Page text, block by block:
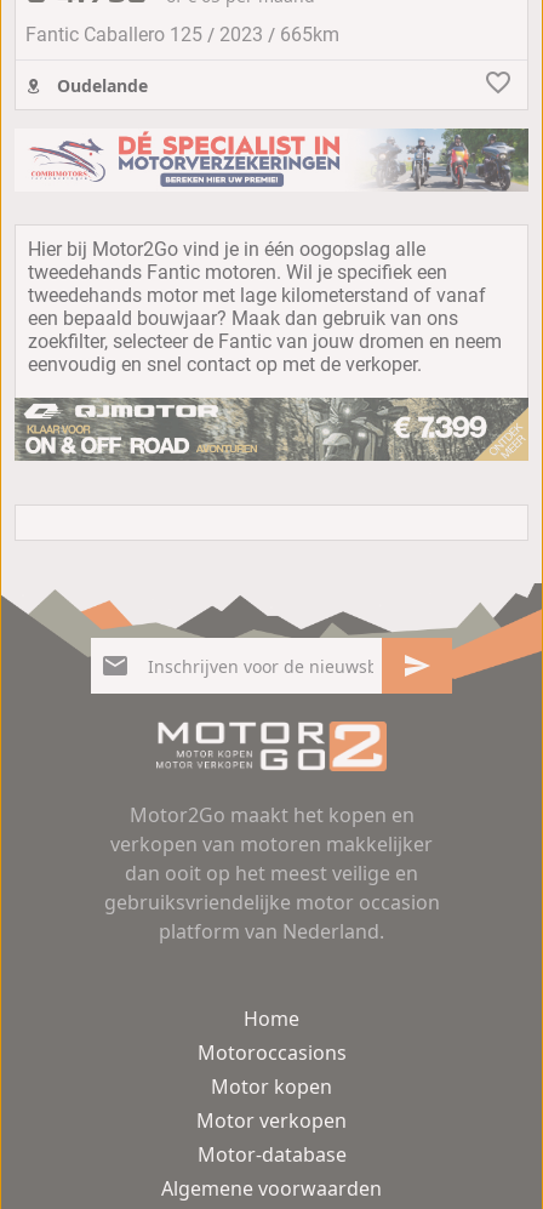
Fantic Caballero 125 / 2023 / 665km
Oudelande
Hier bij Motor2Go vind je in één oogopslag alle
tweedehands Fantic motoren. Wil je specifiek een
tweedehands motor met lage kilometerstand of vanaf
een bepaald bouwjaar? Maak dan gebruik van ons
zoekfilter, selecteer de Fantic van jouw dromen en neem
eenvoudig en snel contact op met de verkoper.
Motor2Go maakt het kopen en
verkopen van motoren makkelijker
dan ooit op het meest veilige en
gebruiksvriendelijke motor occasion
platform van Nederland.
Home
Motoroccasions
Motor kopen
Motor verkopen
Motor-database
Algemene voorwaarden